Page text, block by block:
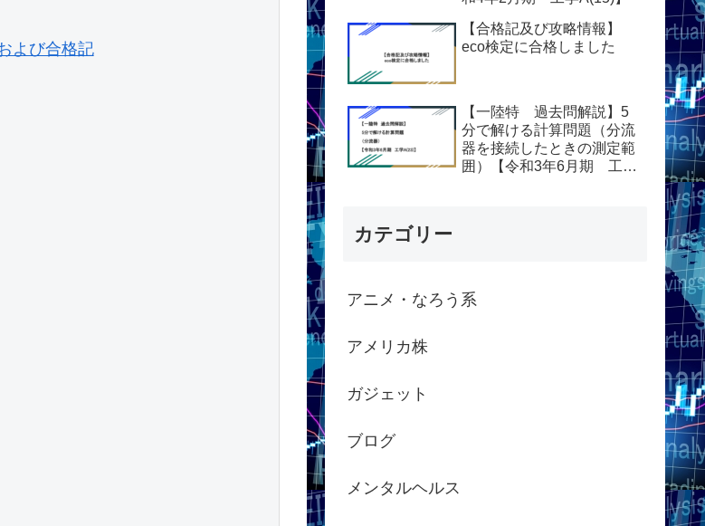
よび合格記
【合格記及び攻略情報】
eco検定に合格しました
【一陸特 過去問解説】5
分で解ける計算問題（分流
器を接続したときの測定範
囲）【令和3年6月期 工学
カテゴリー
アニメ・なろう系
アメリカ株
ガジェット
ブログ
メンタルヘルス